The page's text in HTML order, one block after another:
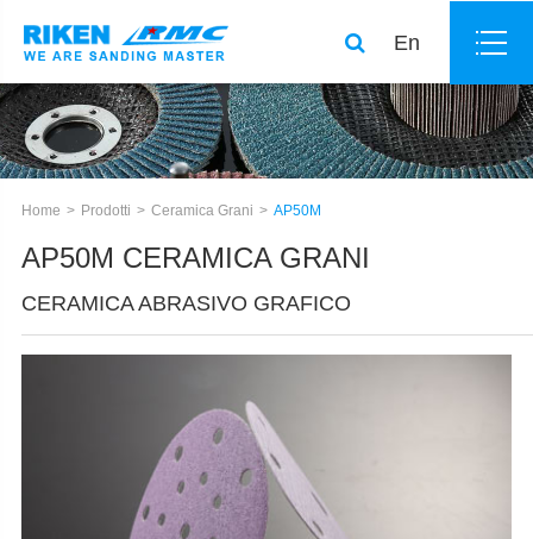
En
Home Prodotti Ceramica Grani AP50M
AP50M CERAMICA GRANI
CERAMICA ABRASIVO GRAFICO